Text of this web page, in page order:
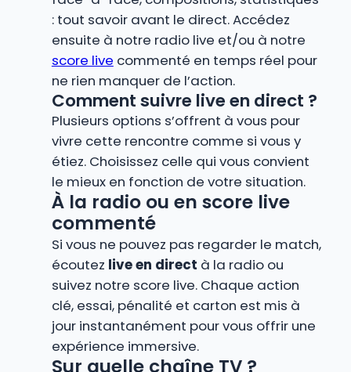
: tout savoir avant le direct. Accédez
ensuite à notre radio live et/ou à notre
score live commenté en temps réel pour
ne rien manquer de l’action.
Comment suivre live en direct ?
Plusieurs options s’offrent à vous pour
vivre cette rencontre comme si vous y
étiez. Choisissez celle qui vous convient
le mieux en fonction de votre situation.
À la radio ou en score live
commenté
Si vous ne pouvez pas regarder le match,
écoutez live en direct à la radio ou
suivez notre score live. Chaque action
clé, essai, pénalité et carton est mis à
jour instantanément pour vous offrir une
expérience immersive.
Sur quelle chaîne TV ?